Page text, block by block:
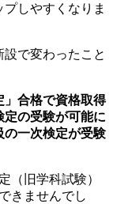
しやすくなりま
で変わったこと
」合格で資格取得
の受験が可能に
の一次検定が受験
（旧学科試験）
きませんでし